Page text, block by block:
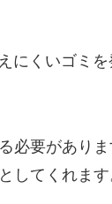
くいゴミ
必要があり
してくれます